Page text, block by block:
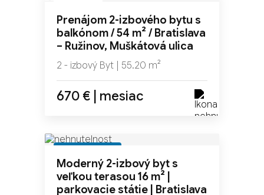
Prenájom 2-izbového bytu s
balkónom / 54 m² / Bratislava
– Ružinov, Muškátová ulica
2 - izbový Byt | 55.20 m²
670 € | mesiac
Moderný 2-izbový byt s
veľkou terasou 16 m² |
parkovacie státie | Bratislava